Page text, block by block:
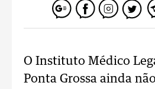
O Instituto Médico
Ponta Grossa ainda